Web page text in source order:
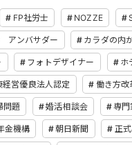
FP社労士 NOZZE
アンバサダー カラダの内
フォトデザイナー ホ
経営優良法人認定 働き方改
問題 婚活相談会 専門
金機構 朝日新聞 正